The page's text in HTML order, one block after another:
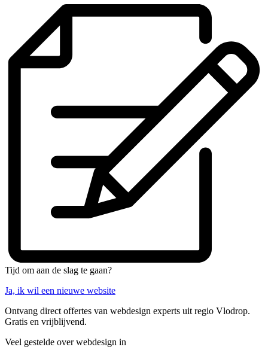
Tijd om aan de slag te gaan?
Ja, ik wil een nieuwe website
Ontvang direct offertes van webdesign experts uit regio Vlodrop.
Gratis en vrijblijvend.
Veel gestelde over webdesign in